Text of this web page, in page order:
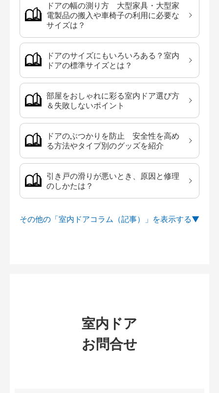
ドアの幅の測り方 大型家具・大型家
電製品の搬入や車椅子の利用に必要な
サイズは？
ドアのサイズにもいろいろある？室内
ドアの標準サイズとは？
部屋をおしゃれに彩る室内ドア選び方
＆失敗しないポイント
ドアのぶつかりを防止 安全性を高め
る方法やタイプ別のグッズを紹介
引き戸の滑りが悪いとき、原因と修理
のしかたは？
その他の「室内ドアコラム（記事）」を
室内ドア
お問合せ